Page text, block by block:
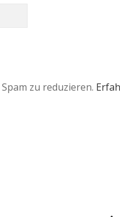
zu reduzieren.